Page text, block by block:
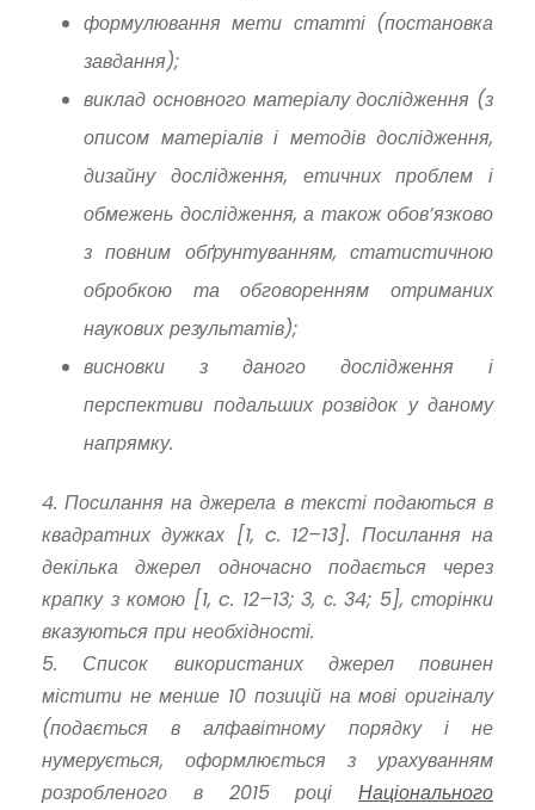
формулювання мети статті (постановка
завдання);
виклад основного матеріалу дослідження (з
описом матеріалів і методів дослідження,
дизайну дослідження, етичних проблем і
обмежень дослідження, а також обов’язково
з повним обґрунтуванням, статистичною
обробкою та обговоренням отриманих
наукових результатів);
висновки з даного дослідження і
перспективи подальших розвідок у даному
напрямку.
4. Посилання на джерела в тексті подаються в
квадратних дужках [1, c. 12–13]. Посилання на
декілька джерел одночасно подається через
крапку з комою [1, c. 12–13; 3, с. 34; 5], сторінки
вказуються при необхідності.
5. Список використаних джерел повинен
містити не менше 10 позицій на мові оригіналу
(подається в алфавітному порядку і не
нумерується, оформлюється з урахуванням
розробленого в 2015 році Національного